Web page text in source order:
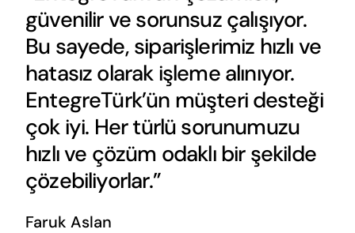
güvenilir ve sorunsuz çalışıyor.
Bu sayede, siparişlerimiz hızlı ve
hatasız olarak işleme alınıyor.
EntegreTürk’ün müşteri desteği
çok iyi. Her türlü sorunumuzu
hızlı ve çözüm odaklı bir şekilde
çözebiliyorlar.”
Faruk Aslan